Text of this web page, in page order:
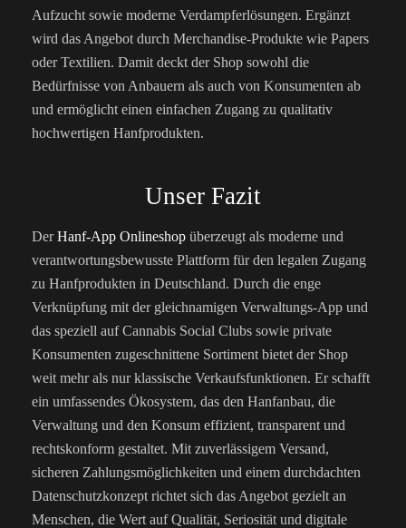
Aufzucht sowie moderne Verdampferlösungen. Ergänzt
wird das Angebot durch Merchandise-Produkte wie Papers
oder Textilien. Damit deckt der Shop sowohl die
Bedürfnisse von Anbauern als auch von Konsumenten ab
und ermöglicht einen einfachen Zugang zu qualitativ
hochwertigen Hanfprodukten.
Unser Fazit
DerHanf-App Onlineshop überzeugt als moderne und
verantwortungsbewusste Plattform für den legalen Zugang
zu Hanfprodukten in Deutschland. Durch die enge
Verknüpfung mit der gleichnamigen Verwaltungs-App und
das speziell auf Cannabis Social Clubs sowie private
Konsumenten zugeschnittene Sortiment bietet der Shop
weit mehr als nur klassische Verkaufsfunktionen. Er schafft
ein umfassendes Ökosystem, das den Hanfanbau, die
Verwaltung und den Konsum effizient, transparent und
rechtskonform gestaltet. Mit zuverlässigem Versand,
sicheren Zahlungsmöglichkeiten und einem durchdachten
Datenschutzkonzept richtet sich das Angebot gezielt an
Menschen, die Wert auf Qualität, Seriosität und digitale